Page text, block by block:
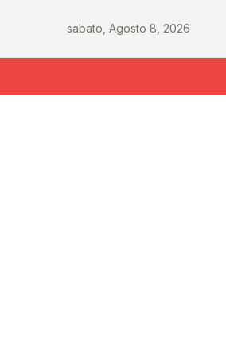
sabato, Agosto 8, 2026